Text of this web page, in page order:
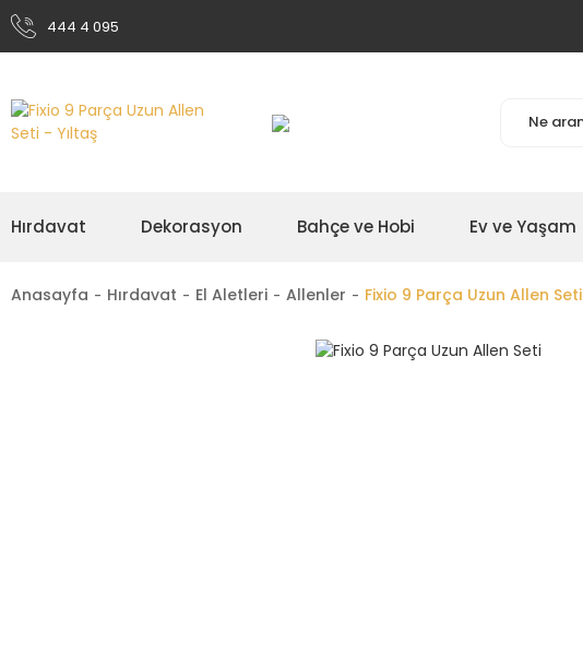
444 4 095
Hırdavat Dekorasyon Bahçe ve Hobi Ev ve Yaşam
Anasayfa Hırdavat El Aletleri Allenler Fixio 9 Parça Uzun Allen Seti